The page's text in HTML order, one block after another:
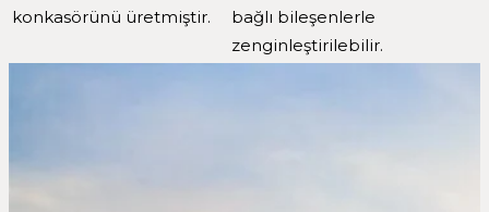
konkasörünü üretmiştir.
bağlı bileşenlerle
zenginleştirilebilir.